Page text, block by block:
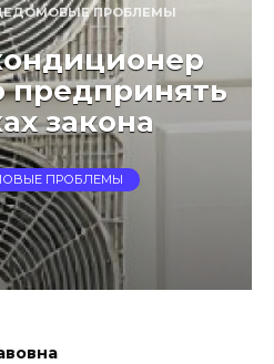
ПРОБЛЕМЫ
предпринять
закона
ПРОБЛЕМЫ